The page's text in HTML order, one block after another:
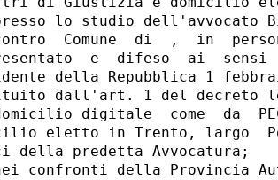
lo studio dell'avvocato
Comune  di  ,  in
e  difeso  ai
della Repubblica 1
dall'art. 1 del decreto
digitale  come  da
eletto in Trento, largo
della predetta Avvocatura;
confronti della Provincia